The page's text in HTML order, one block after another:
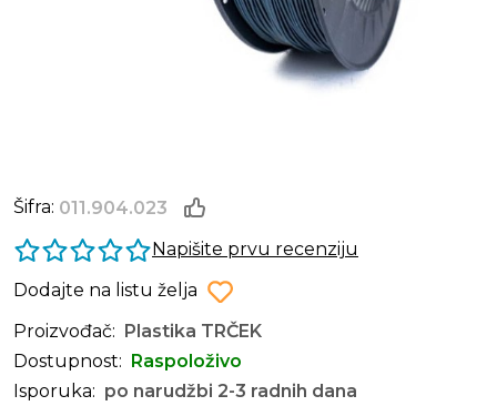
Šifra: 011.904.023
Napišite prvu recenziju
Dodajte na listu želja
Proizvođač:
Plastika TRČEK
Dostupnost:
Raspoloživo
Isporuka: po narudžbi 2-3 radnih dana